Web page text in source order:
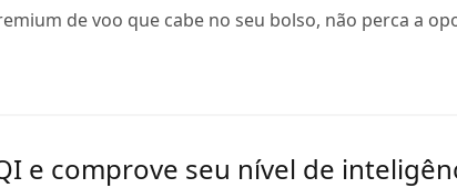
de voo que cabe no seu bolso, não perca a
e comprove seu nível de